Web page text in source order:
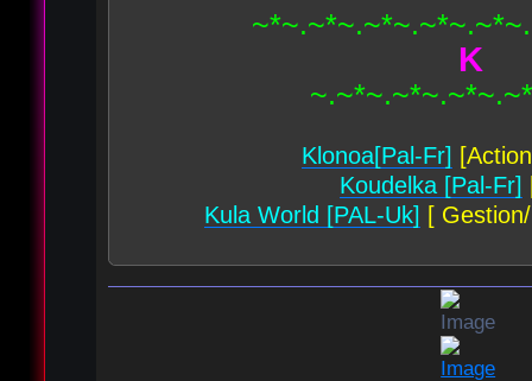
K
Klonoa[Pal-Fr]
Koudelka [Pal-Fr]
Kula World [PAL-Uk] [